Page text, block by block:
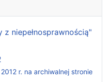
niepełnosprawnością"
r. na archiwalnej stronie